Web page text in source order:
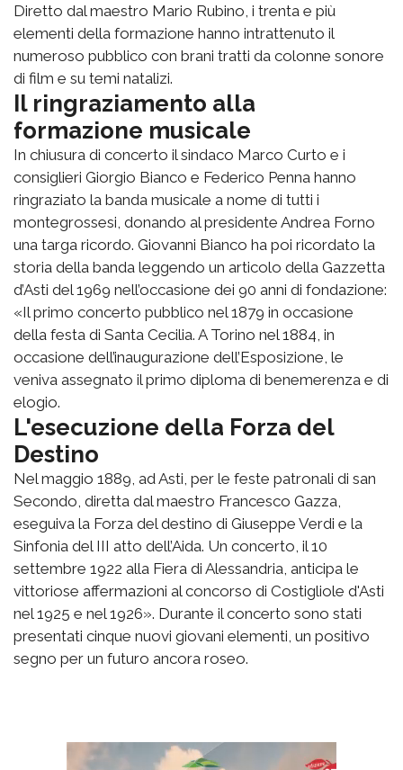
Diretto dal maestro Mario Rubino, i trenta e più
elementi della formazione hanno intrattenuto il
numeroso pubblico con brani tratti da colonne sonore
di film e su temi natalizi.
Il ringraziamento alla
formazione musicale
In chiusura di concerto il sindaco Marco Curto e i
consiglieri Giorgio Bianco e Federico Penna hanno
ringraziato la banda musicale a nome di tutti i
montegrossesi, donando al presidente Andrea Forno
una targa ricordo. Giovanni Bianco ha poi ricordato la
storia della banda leggendo un articolo della Gazzetta
d’Asti del 1969 nell’occasione dei 90 anni di fondazione:
«Il primo concerto pubblico nel 1879 in occasione
della festa di Santa Cecilia. A Torino nel 1884, in
occasione dell’inaugurazione dell’Esposizione, le
veniva assegnato il primo diploma di benemerenza e di
elogio.
L'esecuzione della Forza del
Destino
Nel maggio 1889, ad Asti, per le feste patronali di san
Secondo, diretta dal maestro Francesco Gazza,
eseguiva la Forza del destino di Giuseppe Verdi e la
Sinfonia del III atto dell’Aida. Un concerto, il 10
settembre 1922 alla Fiera di Alessandria, anticipa le
vittoriose affermazioni al concorso di Costigliole d'Asti
nel 1925 e nel 1926». Durante il concerto sono stati
presentati cinque nuovi giovani elementi, un positivo
segno per un futuro ancora roseo.